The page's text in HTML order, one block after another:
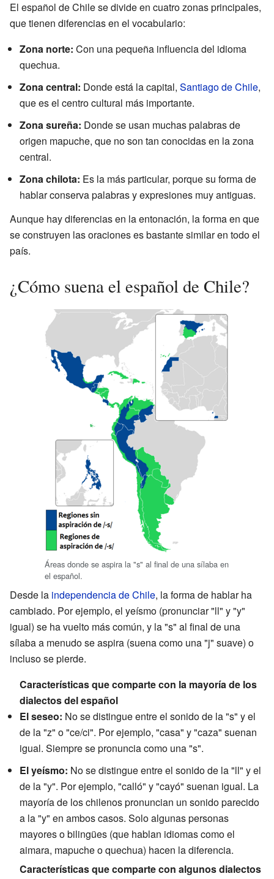
El español de Chile se divide en cuatro zonas principales,
que tienen diferencias en el vocabulario:
Zona norte: Con una pequeña influencia del idioma
quechua.
Zona central: Donde está la capital, Santiago de Chile,
que es el centro cultural más importante.
Zona sureña: Donde se usan muchas palabras de
origen mapuche, que no son tan conocidas en la zona
central.
Zona chilota: Es la más particular, porque su forma de
hablar conserva palabras y expresiones muy antiguas.
Aunque hay diferencias en la entonación, la forma en que
se construyen las oraciones es bastante similar en todo el
país.
¿Cómo suena el español de Chile?
Áreas donde se aspira la "s" al final de una sílaba en
el español.
Desde la independencia de Chile, la forma de hablar ha
cambiado. Por ejemplo, el yeísmo (pronunciar "ll" y "y"
igual) se ha vuelto más común, y la "s" al final de una
sílaba a menudo se aspira (suena como una "j" suave) o
incluso se pierde.
Características que comparte con la mayoría de los
dialectos del español
El seseo: No se distingue entre el sonido de la "s" y el
de la "z" o "ce/ci". Por ejemplo, "casa" y "caza" suenan
igual. Siempre se pronuncia como una "s".
El yeísmo: No se distingue entre el sonido de la "ll" y el
de la "y". Por ejemplo, "calló" y "cayó" suenan igual. La
mayoría de los chilenos pronuncian un sonido parecido
a la "y" en ambos casos. Solo algunas personas
mayores o bilingües (que hablan idiomas como el
aimara, mapuche o quechua) hacen la diferencia.
Características que comparte con algunos dialectos